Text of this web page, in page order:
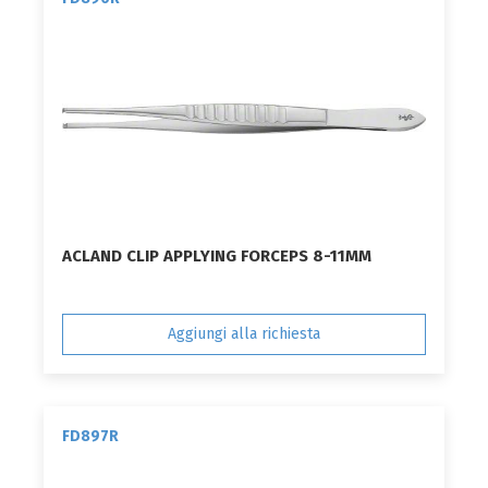
ACLAND CLIP APPLYING FORCEPS 8-11MM
Aggiungi alla richiesta
FD897R